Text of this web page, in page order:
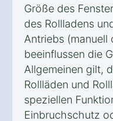
Größe des
des Rollladens
Antriebs (manuell
beeinflussen die
Allgemeinen gilt,
Rollläden und
speziellen
Einbruchschutz